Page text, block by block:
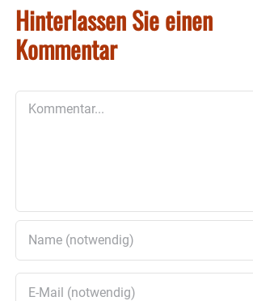
Hinterlassen Sie einen
Kommentar